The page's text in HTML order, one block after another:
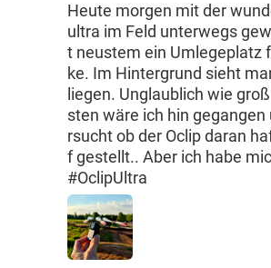
Heute morgen mit der
ultra im Feld unterwegs
t neustem ein Umlegeplatz
ke. Im Hintergrund sieht
liegen. Unglaublich wie
sten wäre ich hin
rsucht ob der Oclip daran
f gestellt.. Aber ich habe
#OclipUltra